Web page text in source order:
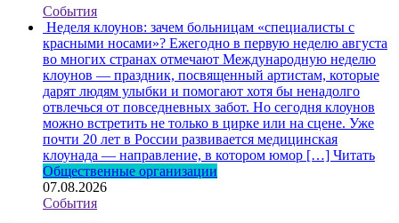
События
Неделя клоунов: зачем больницам «специалисты с
красными носами»? Ежегодно в первую неделю августа
во многих странах отмечают Международную неделю
клоунов — праздник, посвященный артистам, которые
дарят людям улыбки и помогают хотя бы ненадолго
отвлечься от повседневных забот. Но сегодня клоунов
можно встретить не только в цирке или на сцене. Уже
почти 20 лет в России развивается медицинская
клоунада — направление, в котором юмор […] Читать
Общественные организации
07.08.2026
События